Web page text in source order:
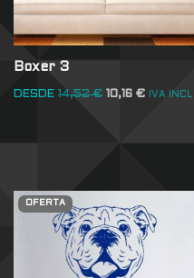
Boxer 3
DESDE 14,52€ 10,16 € IVA INCL
OFERTA